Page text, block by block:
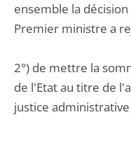
ensemble la
Premier ministre a
2°) de mettre la
de l'Etat au titre de
justice administrative